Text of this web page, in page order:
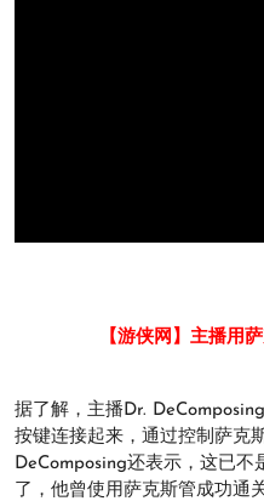
【游侠网】主播用
据了解，主播Dr.
按键连接起来，通过控制萨克
DeComposing还表示，这已
了，他曾使用萨克斯管成功通